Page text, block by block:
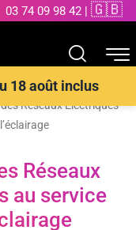
03 74 09 98 42 | 🇬🇧
18 août inclus
Réseaux Électriques
Réseaux
au service